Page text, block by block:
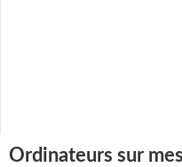
Ordinateurs sur